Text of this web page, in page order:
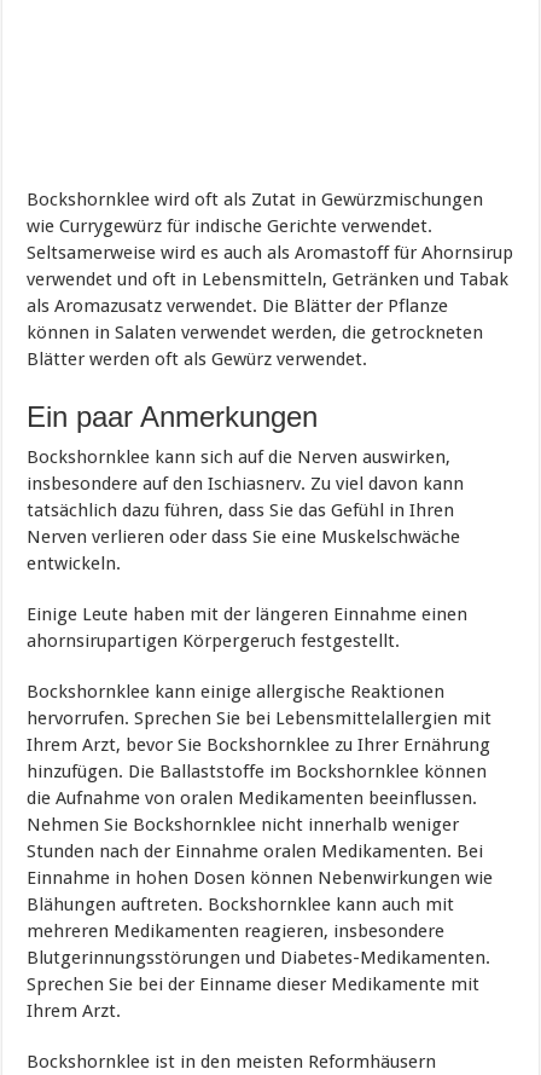
Bockshornklee wird oft als Zutat in Gewürzmischungen
wie Currygewürz für indische Gerichte verwendet.
Seltsamerweise wird es auch als Aromastoff für Ahornsirup
verwendet und oft in Lebensmitteln, Getränken und Tabak
als Aromazusatz verwendet. Die Blätter der Pflanze
können in Salaten verwendet werden, die getrockneten
Blätter werden oft als Gewürz verwendet.
Ein paar Anmerkungen
Bockshornklee kann sich auf die Nerven auswirken,
insbesondere auf den Ischiasnerv. Zu viel davon kann
tatsächlich dazu führen, dass Sie das Gefühl in Ihren
Nerven verlieren oder dass Sie eine Muskelschwäche
entwickeln.
Einige Leute haben mit der längeren Einnahme einen
ahornsirupartigen Körpergeruch festgestellt.
Bockshornklee kann einige allergische Reaktionen
hervorrufen. Sprechen Sie bei Lebensmittelallergien mit
Ihrem Arzt, bevor Sie Bockshornklee zu Ihrer Ernährung
hinzufügen. Die Ballaststoffe im Bockshornklee können
die Aufnahme von oralen Medikamenten beeinflussen.
Nehmen Sie Bockshornklee nicht innerhalb weniger
Stunden nach der Einnahme oralen Medikamenten. Bei
Einnahme in hohen Dosen können Nebenwirkungen wie
Blähungen auftreten. Bockshornklee kann auch mit
mehreren Medikamenten reagieren, insbesondere
Blutgerinnungsstörungen und Diabetes-Medikamenten.
Sprechen Sie bei der Einname dieser Medikamente mit
Ihrem Arzt.
Bockshornklee ist in den meisten Reformhäusern